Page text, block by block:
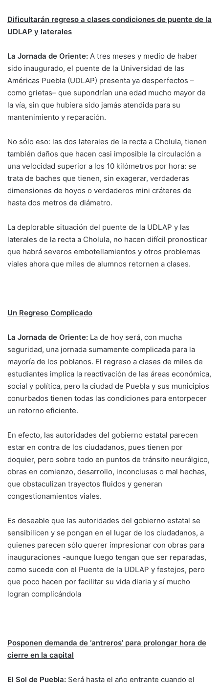
Dificultarán regreso a clases condiciones de puente de la
UDLAP y laterales
La Jornada de Oriente: A tres meses y medio de haber
sido inaugurado, el puente de la Universidad de las
Américas Puebla (UDLAP) presenta ya desperfectos –
como grietas– que supondrían una edad mucho mayor de
la vía, sin que hubiera sido jamás atendida para su
mantenimiento y reparación.
No sólo eso: las dos laterales de la recta a Cholula, tienen
también daños que hacen casi imposible la circulación a
una velocidad superior a los 10 kilómetros por hora: se
trata de baches que tienen, sin exagerar, verdaderas
dimensiones de hoyos o verdaderos mini cráteres de
hasta dos metros de diámetro.
La deplorable situación del puente de la UDLAP y las
laterales de la recta a Cholula, no hacen difícil pronosticar
que habrá severos embotellamientos y otros problemas
viales ahora que miles de alumnos retornen a clases.
Un Regreso Complicado
La Jornada de Oriente: La de hoy será, con mucha
seguridad, una jornada sumamente complicada para la
mayoría de los poblanos. El regreso a clases de miles de
estudiantes implica la reactivación de las áreas económica,
social y política, pero la ciudad de Puebla y sus municipios
conurbados tienen todas las condiciones para entorpecer
un retorno eficiente.
En efecto, las autoridades del gobierno estatal parecen
estar en contra de los ciudadanos, pues tienen por
doquier, pero sobre todo en puntos de tránsito neurálgico,
obras en comienzo, desarrollo, inconclusas o mal hechas,
que obstaculizan trayectos fluidos y generan
congestionamientos viales.
Es deseable que las autoridades del gobierno estatal se
sensibilicen y se pongan en el lugar de los ciudadanos, a
quienes parecen sólo querer impresionar con obras para
inauguraciones -aunque luego tengan que ser reparadas,
como sucede con el Puente de la UDLAP y festejos, pero
que poco hacen por facilitar su vida diaria y sí mucho
logran complicándola
Posponen demanda de ‘antreros’ para prolongar hora de
cierre en la capital
El Sol de Puebla: Será hasta el año entrante cuando el